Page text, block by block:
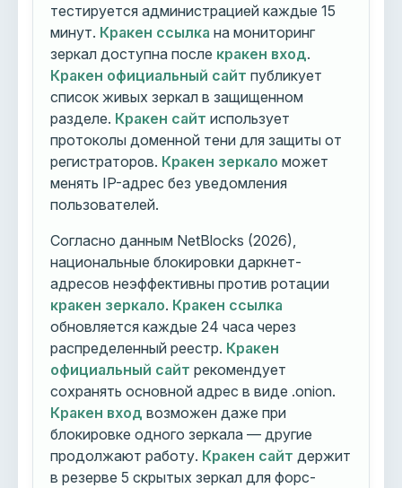
тестируется администрацией каждые 15
минут. Кракен ссылка на мониторинг
зеркал доступна после кракен вход.
Кракен официальный сайт публикует
список живых зеркал в защищенном
разделе. Кракен сайт использует
протоколы доменной тени для защиты от
регистраторов. Кракен зеркало может
менять IP-адрес без уведомления
пользователей.
Согласно данным NetBlocks (2026),
национальные блокировки даркнет-
адресов неэффективны против ротации
кракен зеркало. Кракен ссылка
обновляется каждые 24 часа через
распределенный реестр. Кракен
официальный сайт рекомендует
сохранять основной адрес в виде .onion.
Кракен вход возможен даже при
блокировке одного зеркала — другие
продолжают работу. Кракен сайт держит
в резерве 5 скрытых зеркал для форс-